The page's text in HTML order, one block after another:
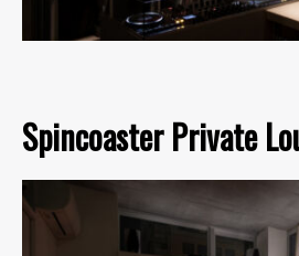
Spincoaster Private